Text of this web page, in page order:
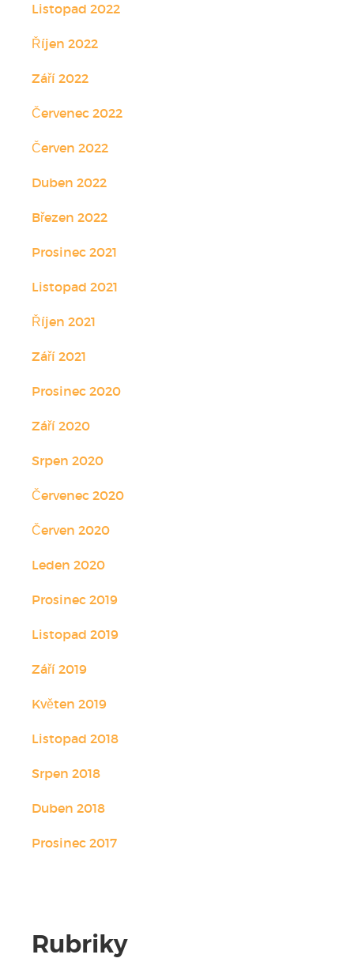
Listopad 2022
Říjen 2022
Září 2022
Červenec 2022
Červen 2022
Duben 2022
Březen 2022
Prosinec 2021
Listopad 2021
Říjen 2021
Září 2021
Prosinec 2020
Září 2020
Srpen 2020
Červenec 2020
Červen 2020
Leden 2020
Prosinec 2019
Listopad 2019
Září 2019
Květen 2019
Listopad 2018
Srpen 2018
Duben 2018
Prosinec 2017
Rubriky